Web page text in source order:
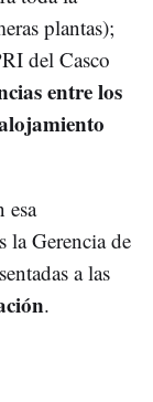
plantas);
del Casco
entre los
esa
Gerencia de
a las
.